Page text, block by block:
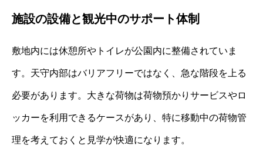
施設の設備と観光中のサポート体制
敷地内には休憩所やトイレが公園内に整備されていま
す。天守内部はバリアフリーではなく、急な階段を上る
必要があります。大きな荷物は荷物預かりサービスやロ
ッカーを利用できるケースがあり、特に移動中の荷物管
理を考えておくと見学が快適になります。